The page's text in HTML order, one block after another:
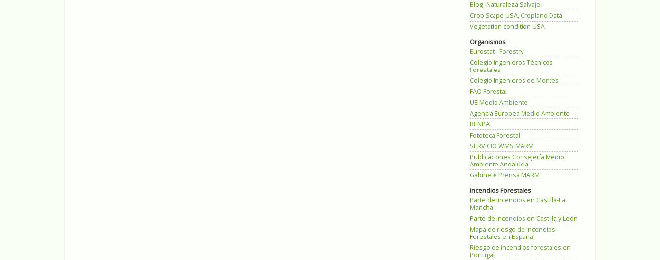
Blog -Naturaleza Salvaje-
Crop Scape USA, Cropland Data
Vegetation condition USA
Organismos
Eurostat - Forestry
Colegio Ingenieros Técnicos
Forestales
Colegio Ingenieros de Montes
FAO Forestal
UE Medio Ambiente
Agencia Europea Medio Ambiente
RENPA
Fototeca Forestal
SERVICIO WMS MARM
Publicaciones Consejería Medio
Ambiente Andalucía
Gabinete Prensa MARM
Incendios Forestales
Parte de Incendios en Castilla-La
Mancha
Parte de Incendios en Castilla y León
Mapa de riesgo de Incendios
Forestales en España
Riesgo de incendios forestales en
Portugal